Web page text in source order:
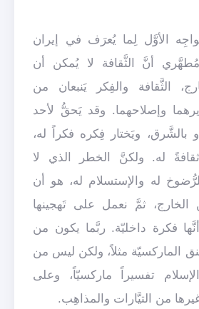
الأوَّل لِما يُعرَف في إيران
مُطهَّري أنَّ الثَّقافة لا يُمكن أن
الثَّقافة والفِكر يَنبعان من
وإصلاحهما. وقد يَحقُّ لأحد
بالشَّرق، ويَختار فِكره فكراً له،
له. ولكنَّ الخطر الذي لا
له والإستسلام له، هو أن
ثمَّ نعمل على تَهجينها
أنَّها فكرة داخليّة. ربَّما يكون من
الماركسيّة مثلاً، ولكن ليس من
تفسيراً ماركسيّاً، وعلى
من التيَّارات والمذاهِب.